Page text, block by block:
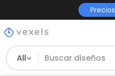
Precios
All